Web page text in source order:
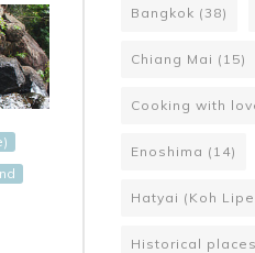
Bangkok (38)
Chiang Mai (15)
Cooking with
Enoshima (14)
Hatyai (Koh
Historical places